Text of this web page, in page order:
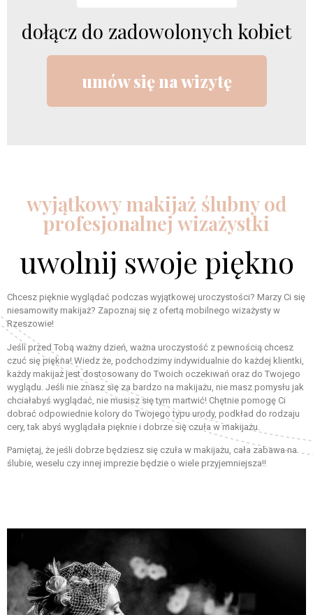
dołącz do zadowolonych kobiet
umów się na wizytę
wyjątkowy makijaż ślubny od
profesjonalnej wizażystki
uwolnij swoje piękno
Chcesz pięknie wyglądać podczas wyjątkowej uroczystości? Marzy Ci się
niesamowity makijaż? Zapoznaj się z ofertą mobilnego wizażysty w
Rzeszowie!
Jeśli przed Tobą ważny dzień, ważna uroczystość z pewnością chcesz
czuć się piękna! Wiedz że, podchodzimy indywidualnie do każdej klientki,
każdy makijaż jest dostosowany do Twoich oczekiwań oraz do Twojego
wyglądu. Jeśli nie znasz się za bardzo na makijażu, nie masz pomysłu jak
chciałabyś wyglądać, nie musisz się tym martwić! Chętnie pomogę Ci
dobrać odpowiednie kolory do Twojego typu urody, podkład do rodzaju
cery, tak abyś wyglądała pięknie i dobrze się czuła w makijażu.
Pamiętaj, że jeśli dobrze będziesz się czuła w makijażu, cała zabawa na
ślubie, weselu czy innej imprezie będzie o wiele przyjemniejsza!!